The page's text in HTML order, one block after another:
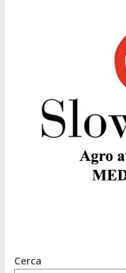
Cerca